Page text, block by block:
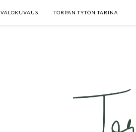
VALOKUVAUS TORPAN TYTÖN TARINA